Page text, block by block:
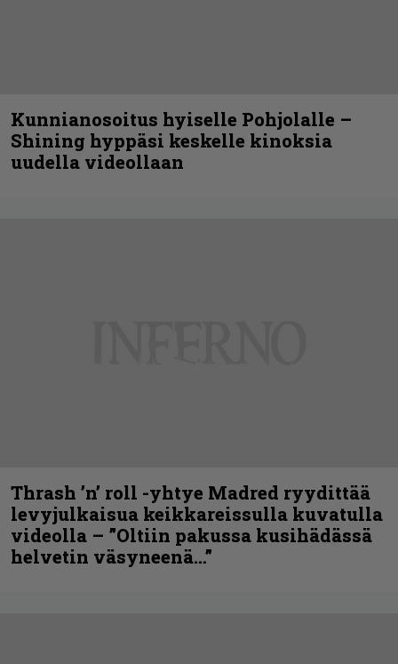
Kunnianosoitus hyiselle Pohjolalle –
Shining hyppäsi keskelle kinoksia
uudella videollaan
Thrash ’n’ roll -yhtye Madred ryydittää
levyjulkaisua keikkareissulla kuvatulla
videolla – ”Oltiin pakussa kusihädässä
helvetin väsyneenä…”